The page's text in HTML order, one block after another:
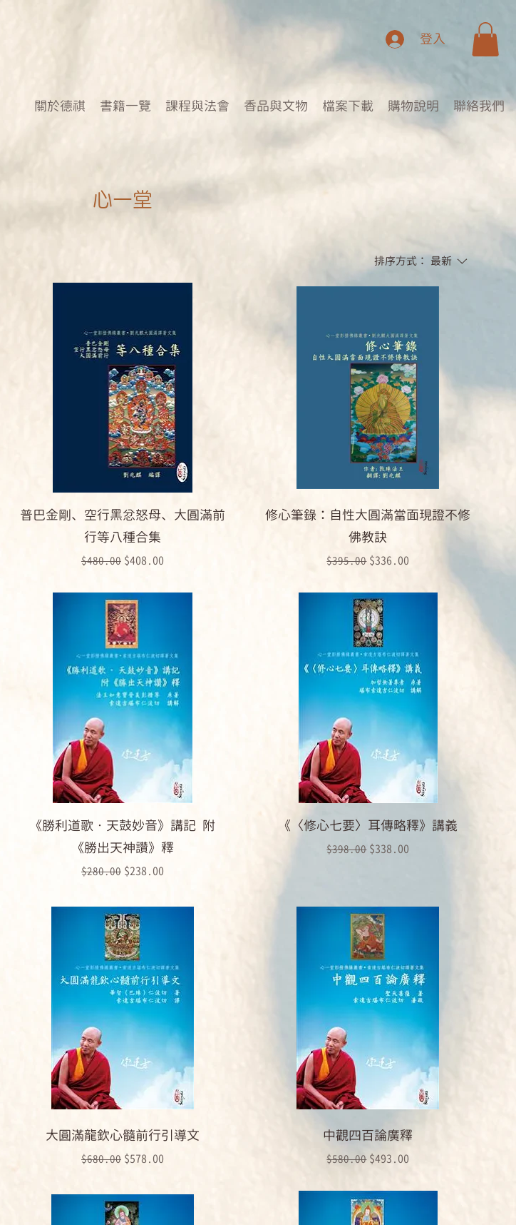
登入
關於德祺 書籍一覽 課程與法會 香品與文物 檔案下載 購物說明 聯絡我們
心一堂
排序方式： 最新
普巴金剛、空行黑忿怒母、大圓滿前
行等八種合集
一般價格
$480.00 促銷價格
$408.00
修心筆錄：自性大圓滿當面現證不修
佛教訣
一般價格
$395.00 促銷價格
$336.00
《勝利道歌‧天鼓妙音》講記 附
《勝出天神讚》釋
一般價格
$280.00 促銷價格
$238.00
《〈修心七要〉耳傳略釋》講義
一般價格
$398.00 促銷價格
$338.00
大圓滿龍欽心髓前行引導文
一般價格
$680.00 促銷價格
$578.00
中觀四百論廣釋
一般價格
$580.00 促銷價格
$493.00